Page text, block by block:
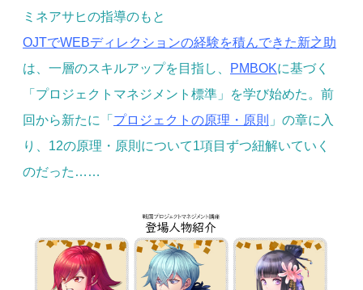
ミネアサヒの指導のもと
OJTでWEBディレクションの経験を積んできた新之助
は、一層のスキルアップを目指し、
PMBOKに基づく
「プロジェクトマネジメント標準」を学び始めた。前
回から新たに「 プロジェクトの原理・原則 」の章に入
り、12の原理・原則について1項目ずつ紐解いていく
のだった……